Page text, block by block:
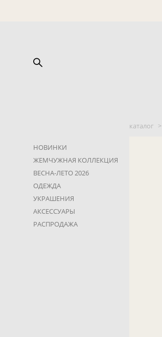
НОВИНКИ
ЖЕМЧУЖНАЯ КОЛЛЕКЦИЯ
ВЕСНА-ЛЕТО 2026
ОДЕЖДА
УКРАШЕНИЯ
АКСЕССУАРЫ
РАСПРОДАЖА
каталог >